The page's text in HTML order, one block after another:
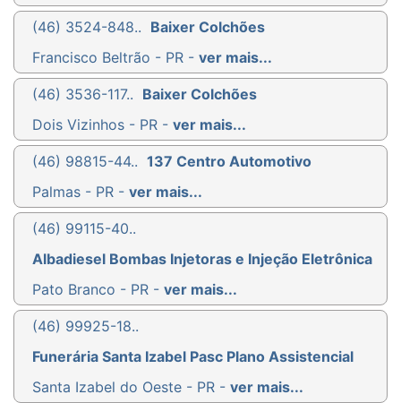
(46) 3524-848.. Baixer Colchões
Francisco Beltrão - PR - ver mais...
(46) 3536-117.. Baixer Colchões
Dois Vizinhos - PR - ver mais...
(46) 98815-44.. 137 Centro Automotivo
Palmas - PR - ver mais...
(46) 99115-40..
Albadiesel Bombas Injetoras e Injeção Eletrônica
Pato Branco - PR - ver mais...
(46) 99925-18..
Funerária Santa Izabel Pasc Plano Assistencial
Santa Izabel do Oeste - PR - ver mais...